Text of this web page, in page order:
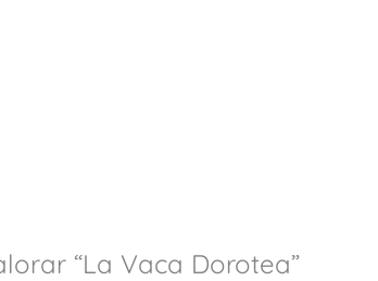
“La Vaca Dorotea”